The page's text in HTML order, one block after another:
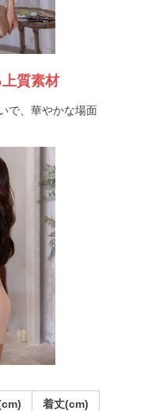
質素材
で、華やかな場面
着丈(cm)